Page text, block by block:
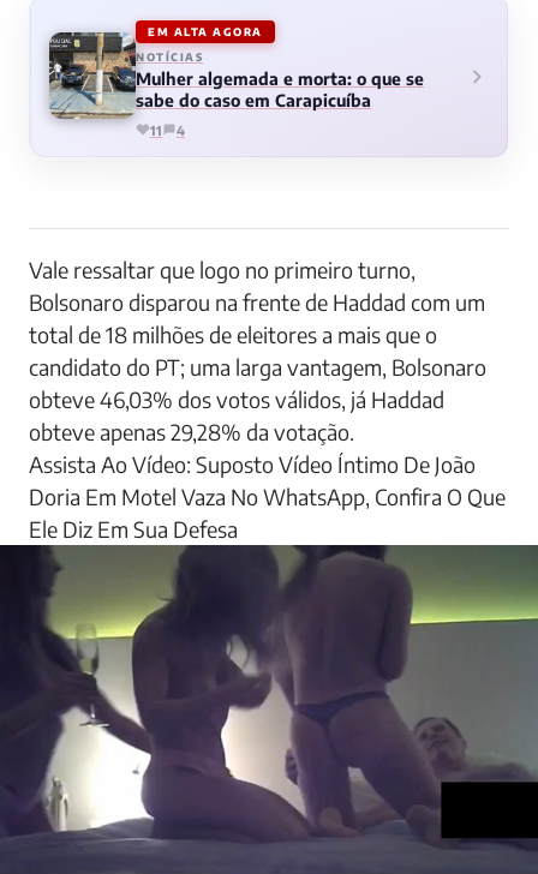
EM ALTA AGORA
NOTÍCIAS
Mulher algemada e morta: o que se
sabe do caso em Carapicuíba
11 4
Vale ressaltar que logo no primeiro turno,
Bolsonaro disparou na frente de Haddad com um
total de 18 milhões de eleitores a mais que o
candidato do PT; uma larga vantagem, Bolsonaro
obteve 46,03% dos votos válidos, já Haddad
obteve apenas 29,28% da votação.
Assista Ao Vídeo: Suposto Vídeo Íntimo De João
Doria Em Motel Vaza No WhatsApp, Confira O Que
Ele Diz Em Sua Defesa